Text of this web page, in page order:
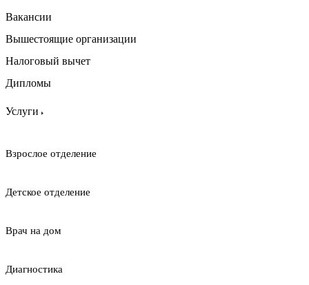
Вакансии
Вышестоящие организации
Налоговый вычет
Дипломы
Услуги
Взрослое отделение
Детское отделение
Врач на дом
Диагностика